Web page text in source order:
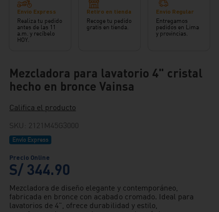
Envío Express
Realiza tu pedido
antes de las 11
a.m. y recíbelo
HOY.
Retiro en tienda
Recoge tu pedido
gratis en tienda.
Envío Regular
Entregamos
pedidos en Lima
y provincias.
Mezcladora para lavatorio 4" cristal
hecho en bronce Vainsa
Califica el producto
SKU : 2121M45G3000
Envío Express
S/ 344.90
Mezcladora de diseño elegante y contemporáneo,
fabricada en bronce con acabado cromado. Ideal para
lavatorios de 4", ofrece durabilidad y estilo,